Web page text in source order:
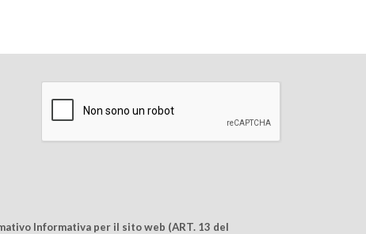
Informativa per il sito web (ART. 13 del